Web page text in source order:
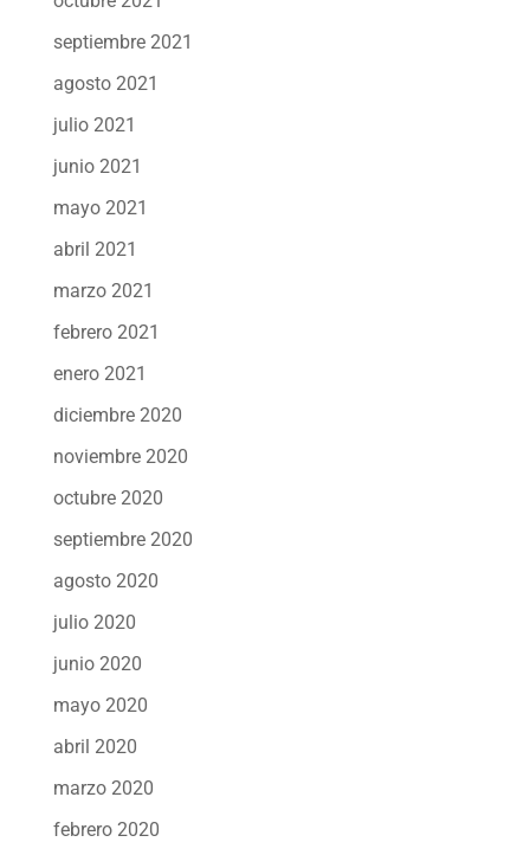
septiembre 2021
agosto 2021
julio 2021
junio 2021
mayo 2021
abril 2021
marzo 2021
febrero 2021
enero 2021
diciembre 2020
noviembre 2020
octubre 2020
septiembre 2020
agosto 2020
julio 2020
junio 2020
mayo 2020
abril 2020
marzo 2020
febrero 2020